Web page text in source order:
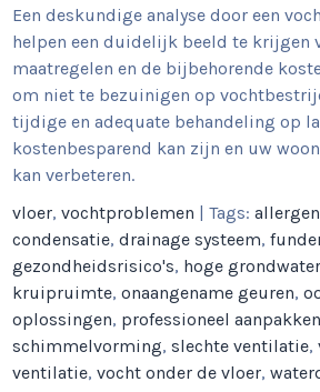
Een deskundige analyse door een
helpen een duidelijk beeld te krijgen
maatregelen en de bijbehorende
om niet te bezuinigen op
tijdige en adequate behandeling op
kostenbesparend kan zijn en uw
kan verbeteren.
vloer,vochtproblemen | Tags:
condensatie,drainage systeem,
gezondheidsrisico's, hoge
kruipruimte,onaangename geuren,
oplossingen, professioneel aanpakken
schimmelvorming,slechte ventilatie,
ventilatie,vocht onder de vloer,